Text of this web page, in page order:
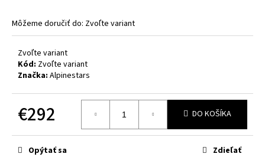
Môžeme doručiť do: Zvoľte variant
Zvoľte variant
Kód: Zvoľte variant
Značka: Alpinestars
€292
cena:
DO KOŠÍKA
Opýtať sa Zdieľať
O
d
p
o
ú